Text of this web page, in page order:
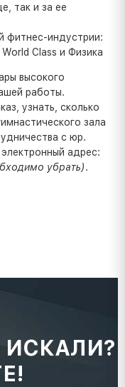
так и за ее
фитнес-индустрии:
Class и Физика
высокого
работы.
узнать, сколько
зала
с юр.
адрес:
убрать).